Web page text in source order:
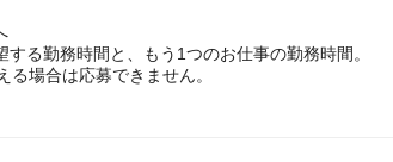
る勤務時間と、もう1つのお仕事の勤務時間。
る場合は応募できません。